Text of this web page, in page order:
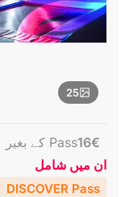
25
€
16Pass کے بغیر
ان میں شامل
DISCOVER Pass